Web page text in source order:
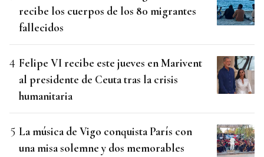
recibe los cuerpos de los 80 migrantes
fallecidos
Felipe VI recibe este jueves en Marivent
al presidente de Ceuta tras la crisis
humanitaria
La música de Vigo conquista París con
una misa solemne y dos memorables